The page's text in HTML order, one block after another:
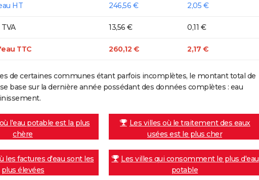
HT 246,56 € 2,05 €
13,56 € 0,11 €
TTC 260,12 € 2,17 €
de certaines communes étant parfois incomplètes, le montant total de
base sur la dernière année possédant des données complètes : eau
l'eau potable est la plus
chère
Les villes où le traitement des eaux
usées est le plus cher
les factures d'eau sont les
plus élevées
Les villes qui consomment le plus d'eau
potable